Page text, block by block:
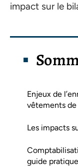
impact sur le
Enjeux de
vêtements de
Les impacts
guide pratique